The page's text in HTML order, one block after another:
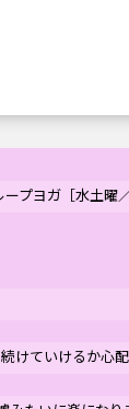
ープヨガ［水土曜
続けていけるか